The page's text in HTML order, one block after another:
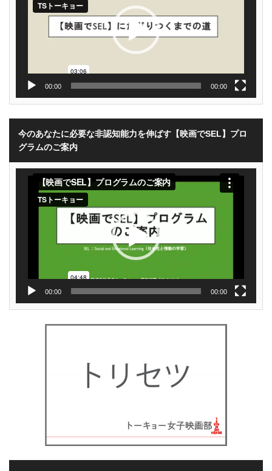
00:00 00:00
今のあなたに必要な非認知能力を伸ばす【映画でSEL】プロ
グラムのご案内
動
00:00 00:00